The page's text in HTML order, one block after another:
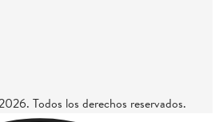
Todos los derechos reservados.